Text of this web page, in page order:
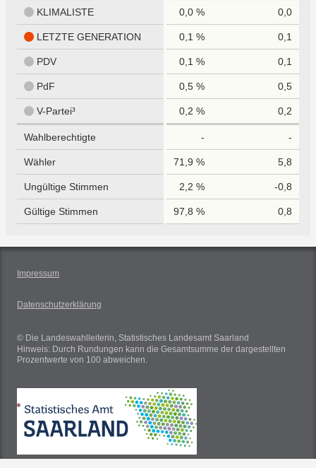
KLIMALISTE 0,0 % 0,0
LETZTE GENERATION 0,1 % 0,1
PDV 0,1 % 0,1
PdF 0,5 % 0,5
V-Partei³ 0,2 % 0,2
Wahlberechtigte - -
Wähler 71,9 % 5,8
Ungültige Stimmen 2,2 % -0,8
Gültige Stimmen 97,8 % 0,8
Impressum
Datenschutzerklärung
© Die Landeswahlleiterin, Statistisches Landesamt Saarland
Hinweis: Durch Rundungen kann die Gesamtsumme der dargestellten
Prozentwerte von 100 abweichen.